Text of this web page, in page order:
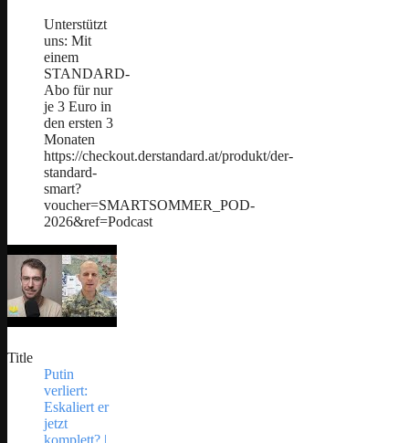
Unterstützt
uns: Mit
einem
STANDARD-
Abo für nur
je 3 Euro in
den ersten 3
Monaten
https://checkout.derstandard.at/produkt/der-
standard-
smart?
voucher=SMARTSOMMER_POD-
2026&ref=Podcast
Title
Putin
verliert:
Eskaliert er
jetzt
komplett? |